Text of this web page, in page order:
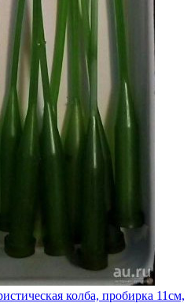
колба, пробирка 11см,